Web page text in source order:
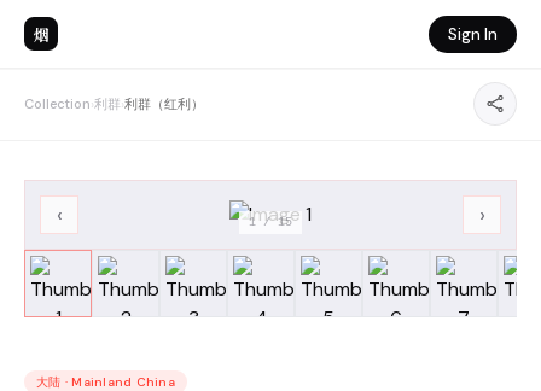
烟 Sign In
Collection›利群›利群（红利）
‹ ›
1 /15
大陆 · Mainland China